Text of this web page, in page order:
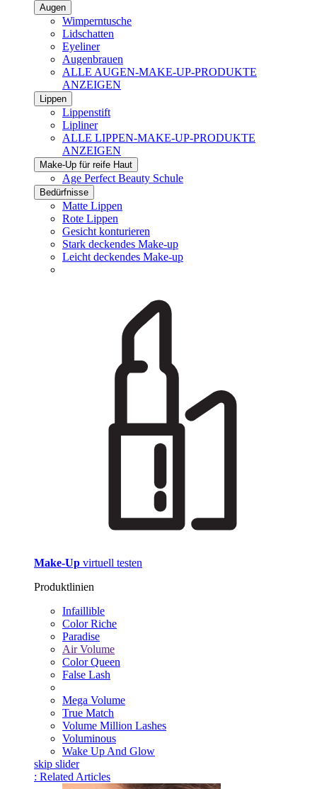
Augen
Wimperntusche
Lidschatten
Eyeliner
Augenbrauen
ALLE AUGEN-MAKE-UP-PRODUKTE
ANZEIGEN
Lippen
Lippenstift
Lipliner
ALLE LIPPEN-MAKE-UP-PRODUKTE
ANZEIGEN
Make-Up für reife Haut
Age Perfect Beauty Schule
Bedürfnisse
Matte Lippen
Rote Lippen
Gesicht konturieren
Stark deckendes Make-up
Leicht deckendes Make-up
Make-Up virtuell testen
Produktlinien
Infaillible
Color Riche
Paradise
Air Volume
Color Queen
False Lash
Mega Volume
True Match
Volume Million Lashes
Voluminous
Wake Up And Glow
skip slider
: Related Articles